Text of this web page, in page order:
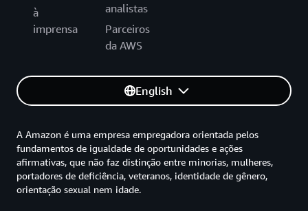
à
imprensa
analistas
Parceiros
da AWS
English
A Amazon é uma empresa empregadora orientada pelos
fundamentos de igualdade de oportunidades e ações
afirmativas, que não faz distinção entre minorias, mulheres,
portadores de deficiência, veteranos, identidade de gênero,
orientação sexual nem idade.